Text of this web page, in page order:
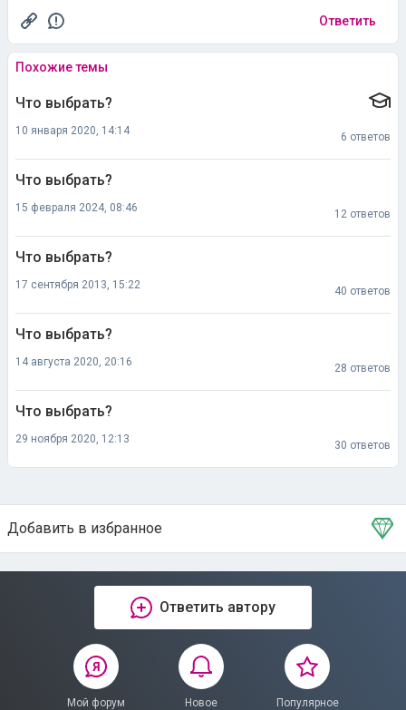
Ответить
Похожие темы
Что выбрать?
10 января 2020, 14:14
6 ответов
Что выбрать?
15 февраля 2024, 08:46
12 ответов
Что выбрать?
17 сентября 2013, 15:22
40 ответов
Что выбрать?
14 августа 2020, 20:16
28 ответов
Что выбрать?
29 ноября 2020, 12:13
30 ответов
Добавить в избранное
Тема в избранном
Ответить автору
Мой форум Новое Популярное